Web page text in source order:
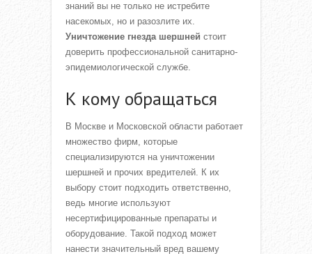
знаний вы не только не истребите
насекомых, но и разозлите их.
Уничтожение гнезда шершней стоит
доверить профессиональной санитарно-
эпидемиологической службе.
К кому обращаться
В Москве и Московской области работает
множество фирм, которые
специализируются на уничтожении
шершней и прочих вредителей. К их
выбору стоит подходить ответственно,
ведь многие используют
несертифицированные препараты и
оборудование. Такой подход может
нанести значительный вред вашему